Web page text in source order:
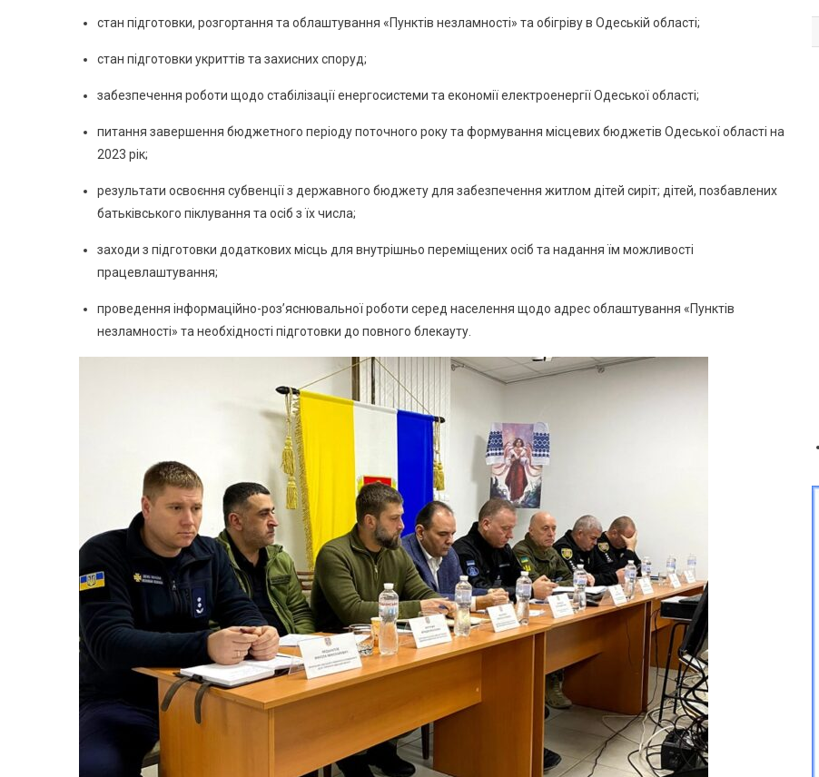
Южного
В
Одеської
стан підготовки, розгортання та облаштування «Пунктів незламності» та обігріву в Одеській області;
стан підготовки укриттів та захисних споруд;
забезпечення роботи щодо стабілізації енергосистеми та економії електроенергії Одеської області;
питання завершення бюджетного періоду поточного року та формування місцевих бюджетів Одеської області на
2023 рік;
результати освоєння субвенції з державного бюджету для забезпечення житлом дітей сиріт; дітей, позбавлених
батьківського піклування та осіб з їх числа;
заходи з підготовки додаткових місць для внутрішньо переміщених осіб та надання їм можливості
працевлаштування;
проведення інформаційно-роз’яснювальної роботи серед населення щодо адрес облаштування «Пунктів
незламності» та необхідності підготовки до повного блекауту.